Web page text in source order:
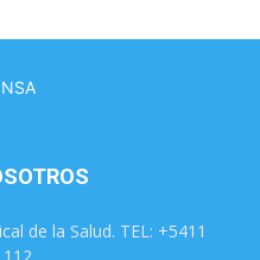
de la Salud. TEL: +5411